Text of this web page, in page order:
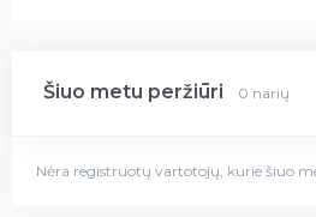
Šiuo metu peržiūri 0 narių
Nėra registruotų vartotojų, kurie šiuo